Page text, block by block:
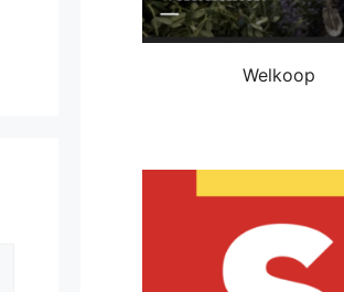
Welkoop